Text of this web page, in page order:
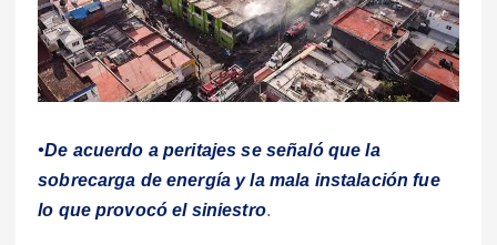
•De acuerdo a peritajes se señaló que la
sobrecarga de energía y la mala instalación fue
lo que provocó el siniestro.